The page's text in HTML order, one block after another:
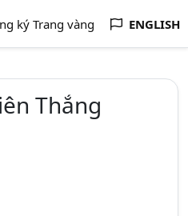
ký Trang vàng ENGLISH
Thắng